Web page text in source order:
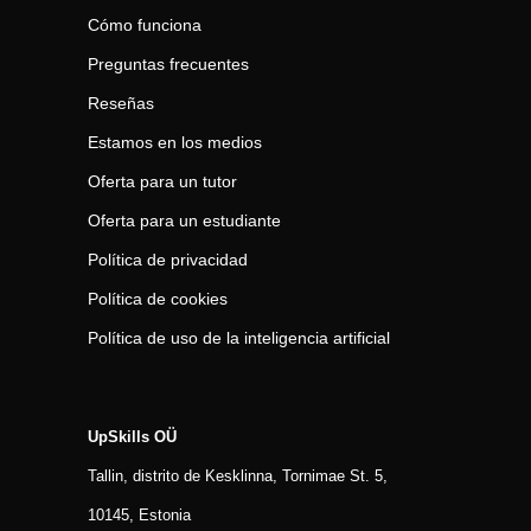
Cómo funciona
Preguntas frecuentes
Reseñas
Estamos en los medios
Oferta para un tutor
Oferta para un estudiante
Política de privacidad
Política de cookies
Política de uso de la inteligencia artificial
UpSkills OÜ
Tallin, distrito de Kesklinna, Tornimаe St. 5,
10145, Estonia